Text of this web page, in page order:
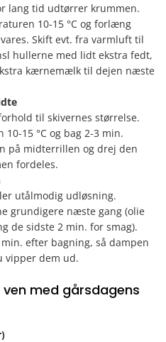
lang tid udtørrer krummen.
10-15 °C og forlæng
Skift evt. fra varmluft til
hullerne med lidt ekstra fedt,
kærnemælk til dejen næste
til skivernes størrelse.
10-15 °C og bag 2-3 min.
på midterrillen og drej den
fordeles.
utålmodig udløsning.
grundigere næste gang (olie
de sidste 2 min. for smag).
efter bagning, så dampen
vipper dem ud.
med gårsdagens